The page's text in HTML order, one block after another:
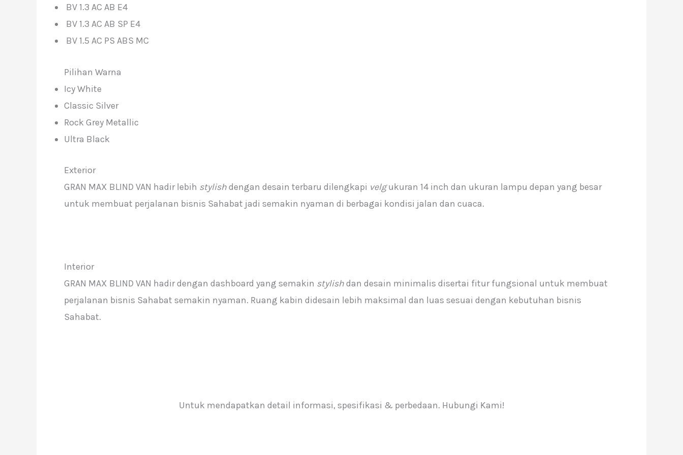
BV 1.3 AC AB E4
BV 1.3 AC AB SP E4
BV 1.5 AC PS ABS MC
Pilihan Warna
Icy White
Classic Silver
Rock Grey Metallic
Ultra Black
Exterior
GRAN MAX BLIND VAN hadir lebih stylishdengan desain terbaru dilengkapi velgukuran 14 inch dan ukuran lampu depan yang besar
untuk membuat perjalanan bisnis Sahabat jadi semakin nyaman di berbagai kondisi jalan dan cuaca.
Interior
GRAN MAX BLIND VAN hadir dengan dashboard yang semakin stylishdan desain minimalis disertai fitur fungsional untuk membuat
perjalanan bisnis Sahabat semakin nyaman. Ruang kabin didesain lebih maksimal dan luas sesuai dengan kebutuhan bisnis
Sahabat.
Untuk mendapatkan detail informasi, spesifikasi & perbedaan. Hubungi Kami!